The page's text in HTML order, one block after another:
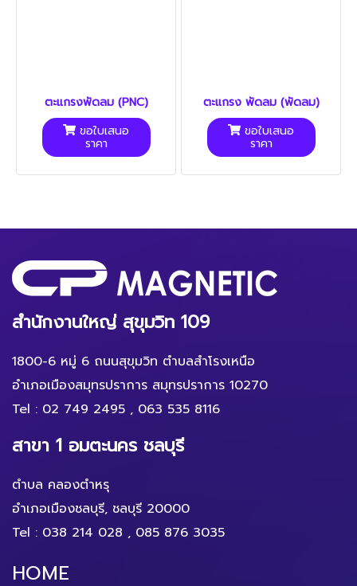
ตะแกรงพัดลม (PNC)
ขอใบเสนอ
ราคา
ตะแกรง พัดลม (พัดลม)
ขอใบเสนอ
ราคา
สำนักงานใหญ่ สุขุมวิท 109
1800-6 หมู่ 6 ถนนสุขุมวิท ตำบลสำโรงเหนือ
อำเภอเมืองสมุทรปราการ สมุทรปราการ 10270
Tel : 02 749 2495 , 063 535 8116
สาขา 1 อมตะนคร ชลบุรี
ตำบล คลองตำหรุ
อำเภอเมืองชลบุรี, ชลบุรี 20000
Tel : 038 214 028 , 085 876 3035
HOME